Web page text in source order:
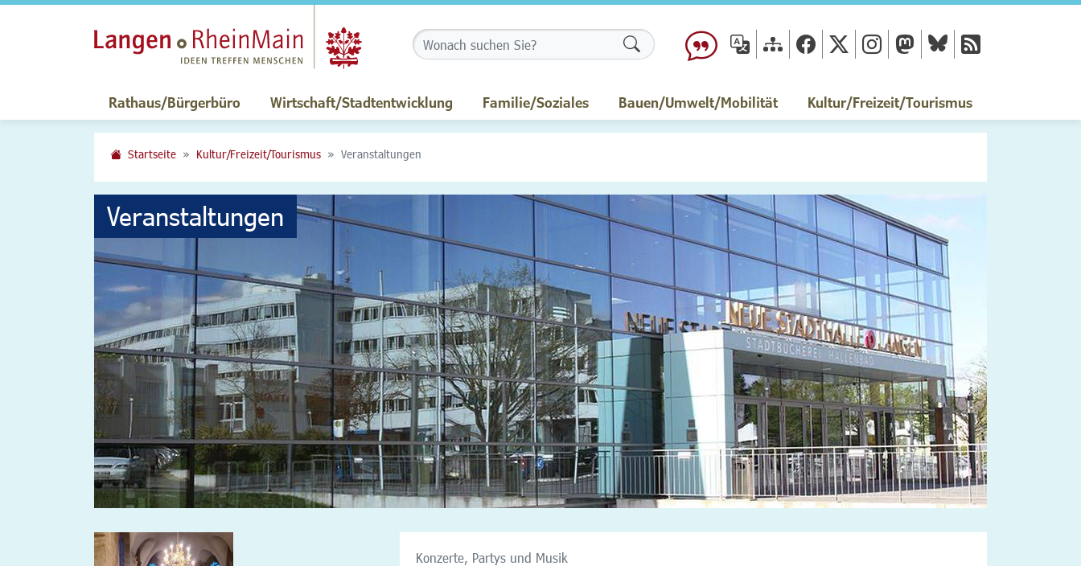
Formularschaltfläche
Rathaus/Bürgerbüro Wirtschaft/Stadtentwicklung Familie/Soziales Bauen/Umwelt/Mobilität Kultur/Freizeit/Tourismus
Startseite Kultur/Freizeit/Tourismus Veranstaltungen
Veranstaltungen
Konzerte, Partys und Musik